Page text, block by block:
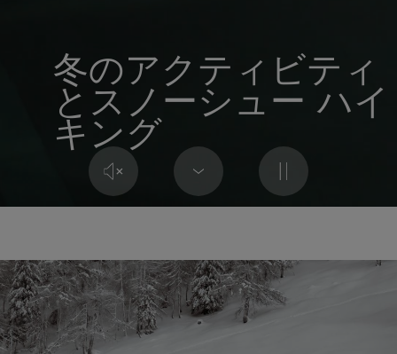
冬のアクティビティ
とスノーシュー ハイ
キング